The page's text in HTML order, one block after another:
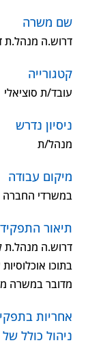
שם משרה
דרוש.ה מנהל.ת
קטגורייה
עובד/ת סוציאלי
ניסיון נדרש
מנהל/ת
מיקום עבודה
במשרדי החברה
תיאור התפקיד
בתוכו
מדובר במשרה
אחריות
ניהול כולל